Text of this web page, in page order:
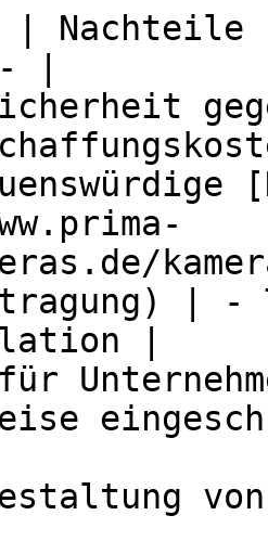
| Nachteile
|
| -
|